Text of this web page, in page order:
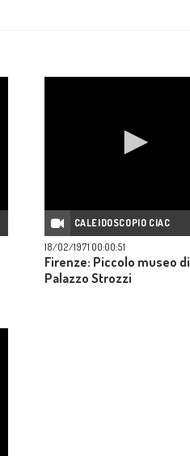
CALEIDOSCOPIO CIAC
18/02/1971 00:00:51
Firenze: Piccolo museo di
Palazzo Strozzi